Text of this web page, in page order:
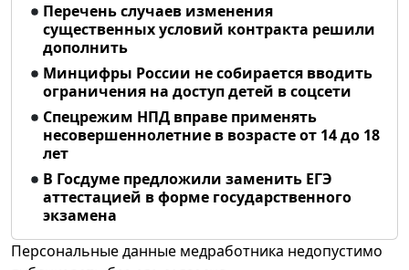
Перечень случаев изменения
существенных условий контракта решили
дополнить
Минцифры России не собирается вводить
ограничения на доступ детей в соцсети
Спецрежим НПД вправе применять
несовершеннолетние в возрасте от 14 до 18
лет
В Госдуме предложили заменить ЕГЭ
аттестацией в форме государственного
экзамена
Персональные данные медработника недопустимо